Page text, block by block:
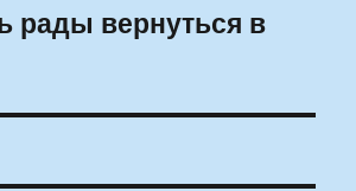
рады вернуться в